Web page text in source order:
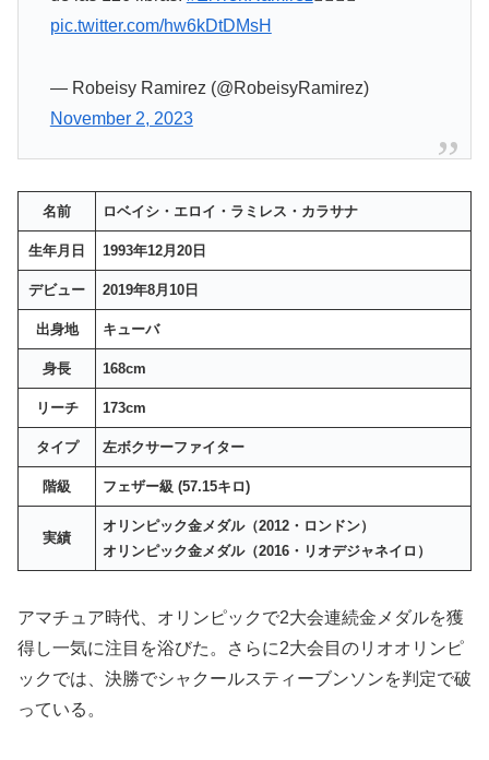
pic.twitter.com/hw6kDtDMsH
— Robeisy Ramirez (@RobeisyRamirez)
November 2, 2023
名前 ロベイシ・エロイ・ラミレス・カラサナ
生年月日 1993年12月20日
デビュー 2019年8月10日
出身地 キューバ
身長 168cm
リーチ 173cm
タイプ 左ボクサーファイター
階級 フェザー級 (57.15キロ)
実績
オリンピック金メダル（2012・ロンドン）
オリンピック金メダル（2016・リオデジャネイロ）
アマチュア時代、オリンピックで2大会連続金メダルを獲
得し一気に注目を浴びた。さらに2大会目のリオオリンピ
ックでは、決勝でシャクールスティーブンソンを判定で破
っている。